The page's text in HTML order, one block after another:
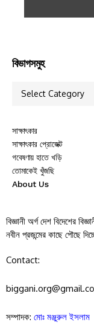
বিভাগসমুহ
সাক্ষাৎকার
সাক্ষাৎকার প্রোজেক্ট
গবেষণায় হাতে খড়ি
তোমাকেই খুঁজছি
About Us
বিজ্ঞানী অর্গ দেশ বিদেশের
নবীন প্রজন্মের কাছে পৌছে
Contact:
সম্পাদক: মোঃ মঞ্জুরুল ইসলাম